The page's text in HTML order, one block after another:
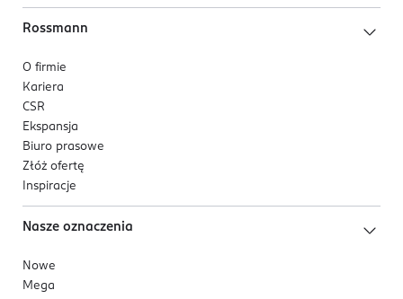
Rossmann
O firmie
Kariera
CSR
Ekspansja
Biuro prasowe
Złóż ofertę
Inspiracje
Nasze oznaczenia
Nowe
Mega